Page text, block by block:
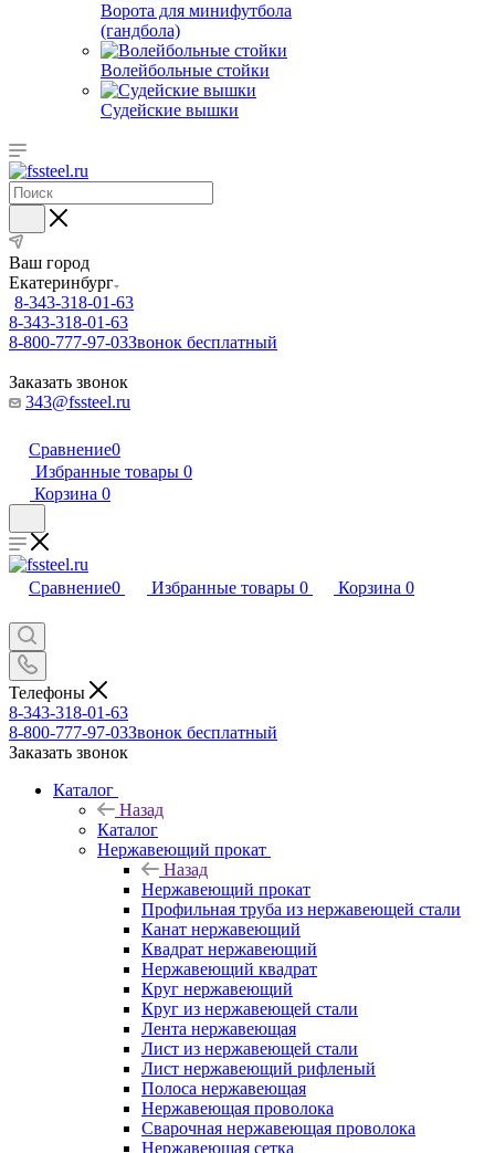
Ворота для минифутбола
(гандбола)
Волейбольные стойки
Судейские вышки
Ваш город
Екатеринбург
8-343-318-01-63
8-343-318-01-63
8-800-777-97-03Звонок бесплатный
Заказать звонок
343@fssteel.ru
Сравнение0
Избранные товары 0
Корзина 0
Сравнение0 Избранные товары 0 Корзина 0
Телефоны
8-343-318-01-63
8-800-777-97-03Звонок бесплатный
Заказать звонок
Каталог
Назад
Каталог
Нержавеющий прокат
Назад
Нержавеющий прокат
Профильная труба из нержавеющей стали
Канат нержавеющий
Квадрат нержавеющий
Нержавеющий квадрат
Круг нержавеющий
Круг из нержавеющей стали
Лента нержавеющая
Лист из нержавеющей стали
Лист нержавеющий рифленый
Полоса нержавеющая
Нержавеющая проволока
Сварочная нержавеющая проволока
Нержавеющая сетка